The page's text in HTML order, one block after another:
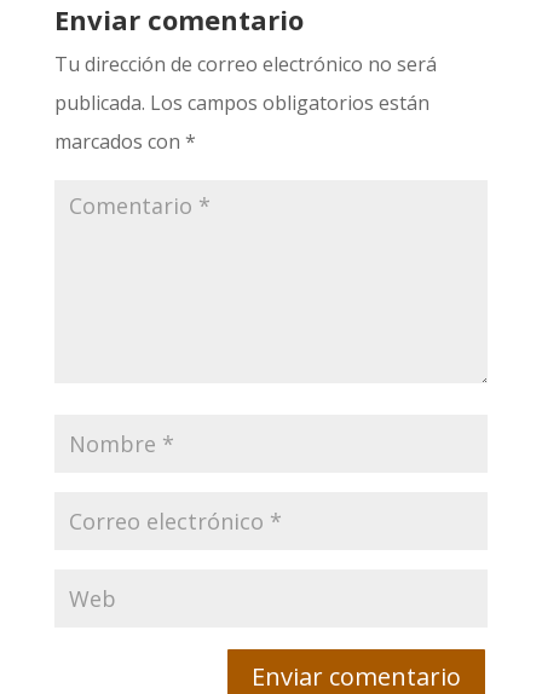
Enviar comentario
Tu dirección de correo electrónico no será
publicada. Los campos obligatorios están
marcados con *